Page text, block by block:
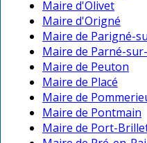
Maire d'Olivet
Maire d'Origné
Maire de Parigné-
Maire de Parné-
Maire de Peuton
Maire de Placé
Maire de
Maire de Pontmain
Maire de Port-